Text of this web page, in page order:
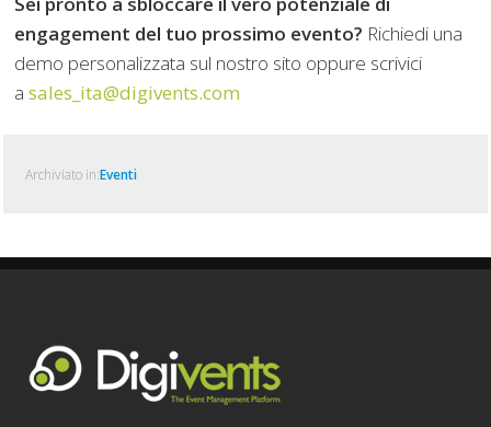
engagement del tuo prossimo evento? Richiedi una
demo personalizzata sul nostro sito oppure scrivici
a sales_ita@digivents.com
Archiviato in:Eventi